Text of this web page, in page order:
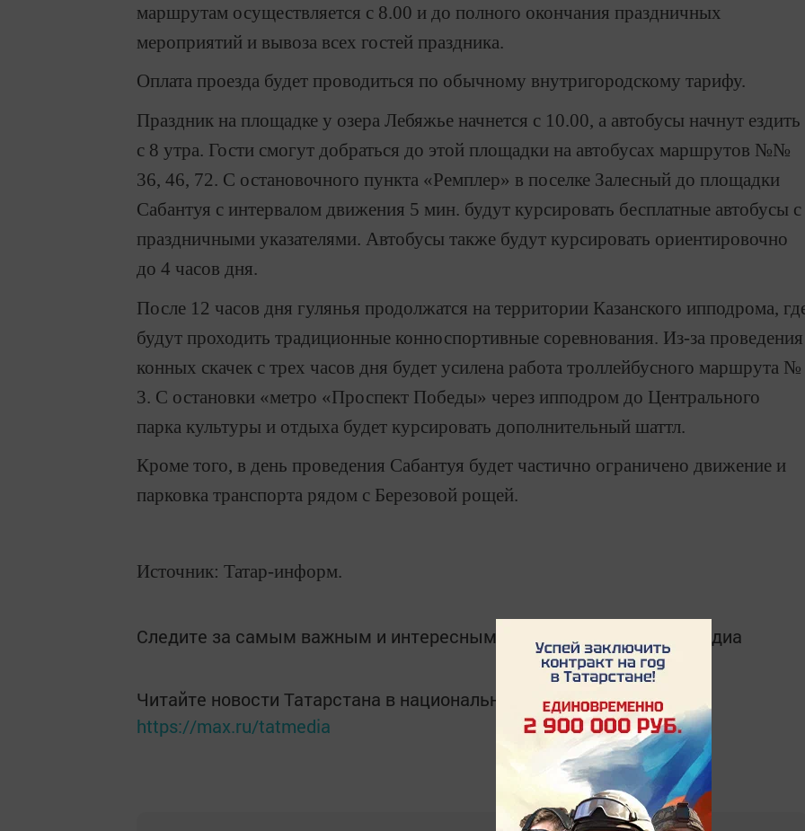
маршрутам осуществляется с 8.00 и до полного окончания праздничных
мероприятий и вывоза всех гостей праздника.
Оплата проезда будет проводиться по обычному внутригородскому тарифу.
Праздник на площадке у озера Лебяжье начнется с 10.00, а автобусы начнут ездить
с 8 утра. Гости смогут добраться до этой площадки на автобусах маршрутов №№
36, 46, 72. С остановочного пункта «Ремплер» в поселке Залесный до площадки
Сабантуя с интервалом движения 5 мин. будут курсировать бесплатные автобусы с
праздничными указателями. Автобусы также будут курсировать ориентировочно
до 4 часов дня.
После 12 часов дня гулянья продолжатся на территории Казанского ипподрома,
будут проходить традиционные конноспортивные соревнования. Из-за проведения
конных скачек с трех часов дня будет усилена работа троллейбусного маршрута №
3. С остановки «метро «Проспект Победы» через ипподром до Центрального
парка культуры и отдыха будет курсировать дополнительный шаттл.
Кроме того, в день проведения Сабантуя будет частично ограничено движение и
парковка транспорта рядом с Березовой рощей.
Источник: Татар-информ.
Следите за самым важным и интересным в Telegram-канале Татмедиа
Читайте новости Татарстана в национальном мессенджере MАХ:
https://max.ru/tatmedia